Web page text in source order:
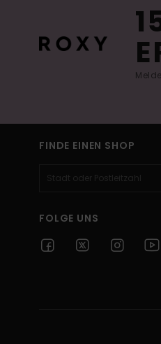
FINDE EINEN SHOP
FOLGE UNS